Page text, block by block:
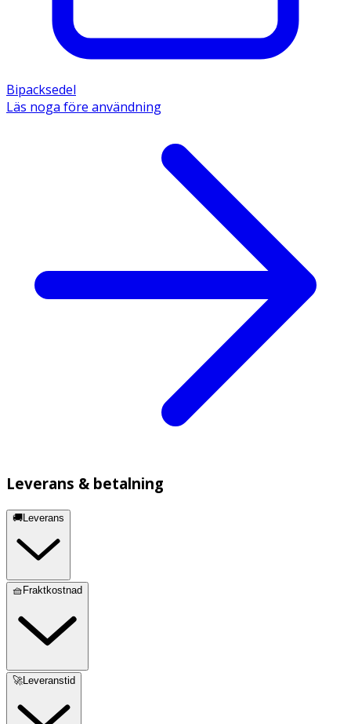
Bipacksedel
Läs noga före användning
Leverans & betalning
🚚Leverans
🧺Fraktkostnad
🚀Leveranstid